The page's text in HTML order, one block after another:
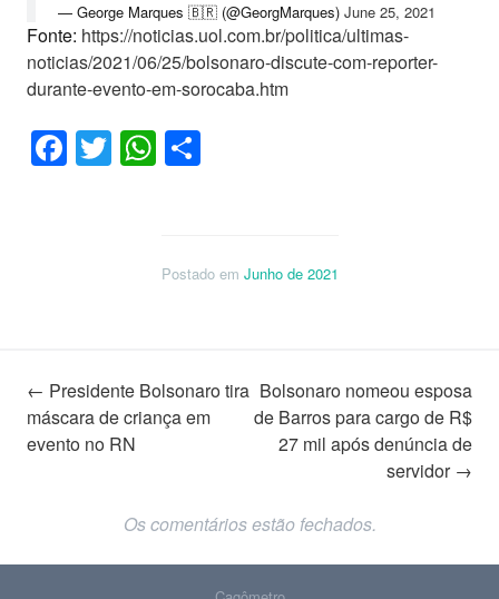
— George Marques 🇧🇷 (@GeorgMarques) June 25, 2021
Fonte: https://noticias.uol.com.br/politica/ultimas-
noticias/2021/06/25/bolsonaro-discute-com-reporter-
durante-evento-em-sorocaba.htm
Facebook
TwitterWhatsApp
Postado em Junho de 2021
Navegação
posts
← Presidente Bolsonaro tira
máscara de criança em
evento no RN
Bolsonaro nomeou esposa
de Barros para cargo de R$
27 mil após denúncia de
servidor →
Os comentários estão fechados.